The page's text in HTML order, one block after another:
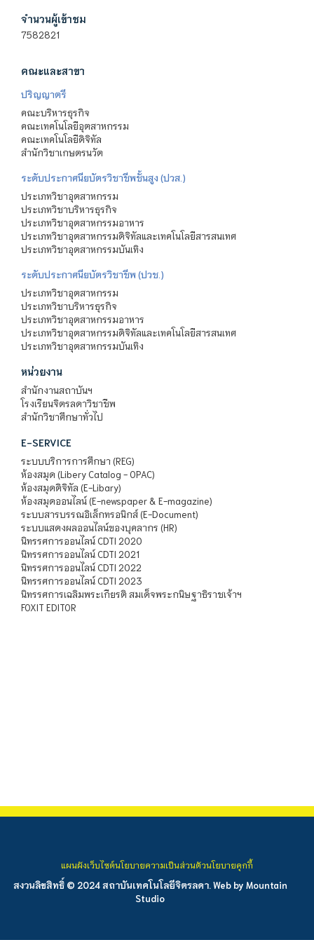
จำนวนผู้เข้าชม
7582821
คณะและสาขา
ปริญญาตรี
คณะบริหารธุรกิจ
คณะเทคโนโลยีอุตสาหกรรม
คณะเทคโนโลยีดิจิทัล
สำนักวิชาเกษตรนวัต
ระดับประกาศนียบัตรวิชาชีพชั้นสูง (ปวส.)
ประเภทวิชาอุตสาหกรรม
ประเภทวิชาบริหารธุรกิจ
ประเภทวิชาอุตสาหกรรมอาหาร
ประเภทวิชาอุตสาหกรรมดิจิทัลและเทคโนโลยีสารสนเทศ
ประเภทวิชาอุตสาหกรรมบันเทิง
ระดับประกาศนียบัตรวิชาชีพ (ปวช.)
ประเภทวิชาอุตสาหกรรม
ประเภทวิชาบริหารธุรกิจ
ประเภทวิชาอุตสาหกรรมอาหาร
ประเภทวิชาอุตสาหกรรมดิจิทัลและเทคโนโลยีสารสนเทศ
ประเภทวิชาอุตสาหกรรมบันเทิง
หน่วยงาน
สำนักงานสถาบันฯ
โรงเรียนจิตรลดาวิชาชีพ
สำนักวิชาศึกษาทั่วไป
E-SERVICE
ระบบบริการการศึกษา (REG)
ห้องสมุด (Libery Catalog - OPAC)
ห้องสมุดดิจิทัล (E-Libary)
ห้องสมุดออนไลน์ (E-newspaper & E-magazine)
ระบบสารบรรณอิเล็กทรอนิกส์ (E-Document)
ระบบแสดงผลออนไลน์ของบุคลากร (HR)
นิทรรศการออนไลน์ CDTI 2020
นิทรรศการออนไลน์ CDTI 2021
นิทรรศการออนไลน์ CDTI 2022
นิทรรศการออนไลน์ CDTI 2023
นิทรรศการเฉลิมพระเกียรติ สมเด็จพระกนิษฐาธิราชเจ้าฯ
FOXIT EDITOR
สงวนลิขสิทธิ์ © 2024 สถาบันเทคโนโลยีจิตรลดา. Web by Mountain
Studio
แผนผังเว็บไซต์นโยบายความเป็นส่วนตัวนโยบายคุกกี้